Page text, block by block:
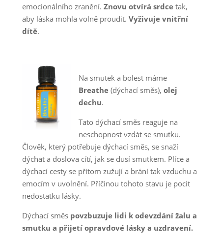
emocionálního zranění. Znovu otvírá srdcetak,
aby láska mohla volně proudit. Vyživuje vnitřní
dítě.
Na smutek a bolest máme
Breathe(dýchací směs), olej
dechu.
Tato dýchací směs reaguje na
neschopnost vzdát se smutku.
Člověk, který potřebuje dýchací směs, se snaží
dýchat a doslova cítí, jak se dusí smutkem. Plíce a
dýchací cesty se přitom zužují a brání tak vzduchu a
emocím v uvolnění. Příčinou tohoto stavu je pocit
nedostatku lásky.
Dýchací směspovzbuzuje lidi k odevzdání žalu a
smutku a přijetí opravdové lásky a uzdravení.